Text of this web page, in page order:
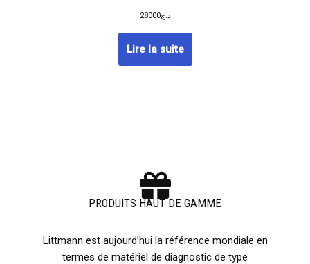
د.ج28000
Lire la suite
PRODUITS HAUT DE GAMME
Littmann est aujourd’hui la référence mondiale en
termes de matériel de diagnostic de type